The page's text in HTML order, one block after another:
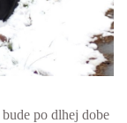
po dlhej dobe